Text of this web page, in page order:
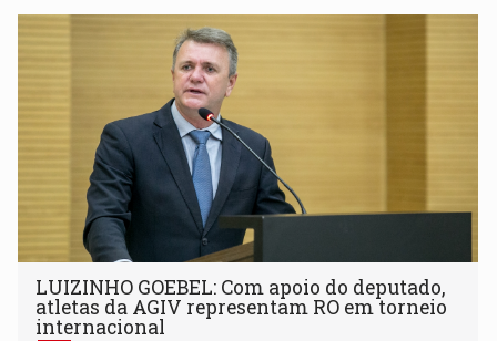
LUIZINHO GOEBEL: Com apoio do deputado,
atletas da AGIV representam RO em torneio
internacional